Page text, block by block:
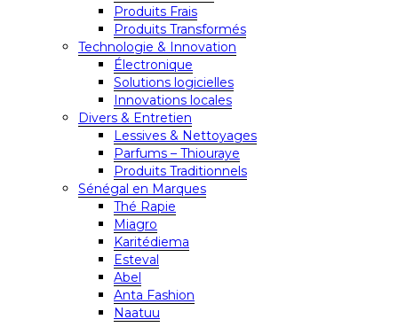
Produits Frais
Produits Transformés
Technologie & Innovation
Électronique
Solutions logicielles
Innovations locales
Divers & Entretien
Lessives & Nettoyages
Parfums – Thiouraye
Produits Traditionnels
Sénégal en Marques
Thé Rapie
Miagro
Karitédiema
Esteval
Abel
Anta Fashion
Naatuu